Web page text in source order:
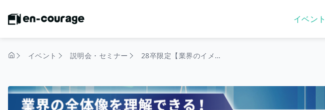
イベント
イベント 説明会・セミナー 28卒限定【業界のイメージが180度変わる!?】金融業界理解セミナー